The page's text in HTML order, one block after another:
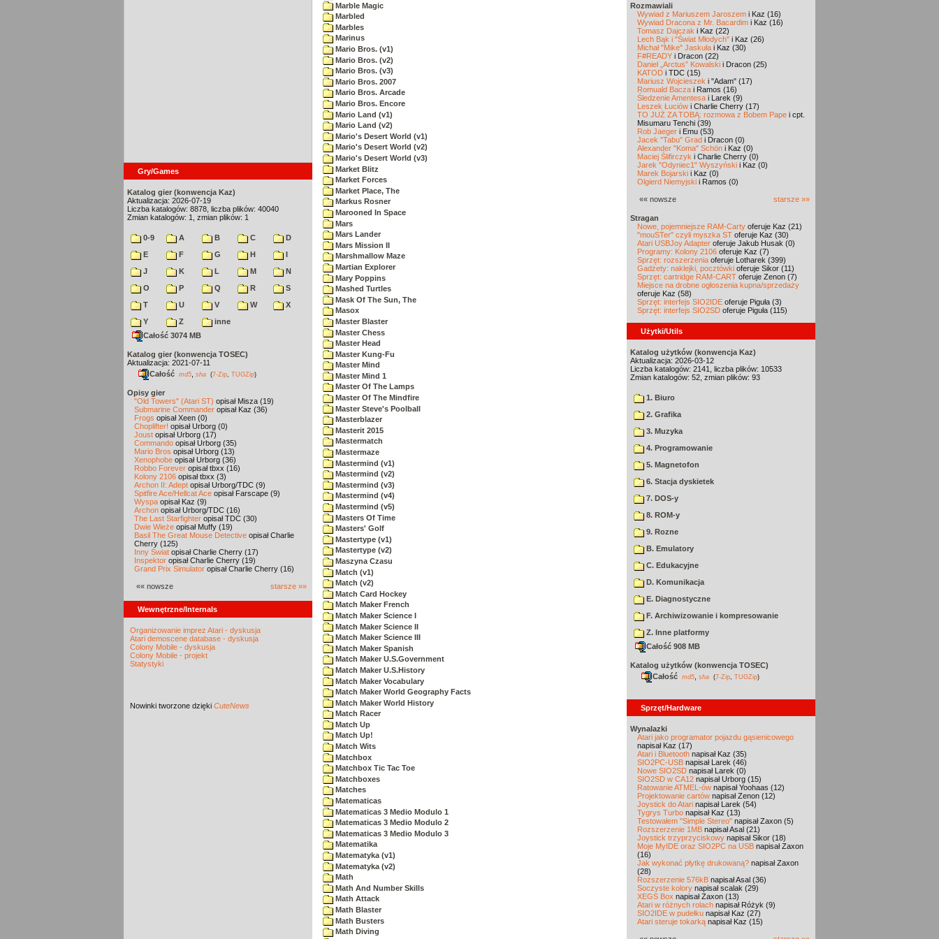
Gry/Games
Katalog gier (konwencja Kaz)
Aktualizacja: 2026-07-19
Liczba katalogów: 8878, liczba plików: 40040
Zmian katalogów: 1, zmian plików: 1
0-9 A B C
D
E
F G H
I
J
K L M
N
O
P Q R
S
T
U V W
X
Y
Z
inne
Całość 3074 MB
Katalog gier (konwencja TOSEC)
Aktualizacja: 2021-07-11
Całość md5 sha (7-Zip TUGZip)
Opisy gier
"Old Towers" (Atari ST) opisał Misza (19)
Submarine Commander opisał Kaz (36)
Frogs opisał Xeen (0)
Choplifter! opisał Urborg (0)
Joust opisał Urborg (17)
Commando opisał Urborg (35)
Mario Bros opisał Urborg (13)
Xenophobe opisał Urborg (36)
Robbo Forever opisał tbxx (16)
Kolony 2106 opisał tbxx (3)
Archon II: Adept opisał Urborg/TDC (9)
Spitfire Ace/Hellcat Ace opisał Farscape (9)
Wyspa opisał Kaz (9)
Archon opisał Urborg/TDC (16)
The Last Starfighter opisał TDC (30)
Dwie Wieże opisał Muffy (19)
Basil The Great Mouse Detective opisał Charlie
Cherry (125)
Inny Świat opisał Charlie Cherry (17)
Inspektor opisał Charlie Cherry (19)
Grand Prix Simulator opisał Charlie Cherry (16)
«« nowsze starsze »»
Wewnętrzne/Internals
Organizowanie imprez Atari - dyskusja
Atari demoscene database - dyskusja
Colony Mobile - dyskusja
Colony Mobile - projekt
Statystyki
Nowinki tworzone dzięki CuteNews
Marble Magic
Marbled
Marbles
Marinus
Mario Bros. (v1)
Mario Bros. (v2)
Mario Bros. (v3)
Mario Bros. 2007
Mario Bros. Arcade
Mario Bros. Encore
Mario Land (v1)
Mario Land (v2)
Mario's Desert World (v1)
Mario's Desert World (v2)
Mario's Desert World (v3)
Market Blitz
Market Forces
Market Place, The
Markus Rosner
Marooned In Space
Mars
Mars Lander
Mars Mission II
Marshmallow Maze
Martian Explorer
Mary Poppins
Mashed Turtles
Mask Of The Sun, The
Masox
Master Blaster
Master Chess
Master Head
Master Kung-Fu
Master Mind
Master Mind 1
Master Of The Lamps
Master Of The Mindfire
Master Steve's Poolball
Masterblazer
Masterit 2015
Mastermatch
Mastermaze
Mastermind (v1)
Mastermind (v2)
Mastermind (v3)
Mastermind (v4)
Mastermind (v5)
Masters Of Time
Masters' Golf
Mastertype (v1)
Mastertype (v2)
Maszyna Czasu
Match (v1)
Match (v2)
Match Card Hockey
Match Maker French
Match Maker Science I
Match Maker Science II
Match Maker Science III
Match Maker Spanish
Match Maker U.S.Government
Match Maker U.S.History
Match Maker Vocabulary
Match Maker World Geography Facts
Match Maker World History
Match Racer
Match Up
Match Up!
Match Wits
Matchbox
Matchbox Tic Tac Toe
Matchboxes
Matches
Matematicas
Matematicas 3 Medio Modulo 1
Matematicas 3 Medio Modulo 2
Matematicas 3 Medio Modulo 3
Matematika
Matematyka (v1)
Matematyka (v2)
Math
Math And Number Skills
Math Attack
Math Blaster
Math Busters
Math Diving
Rozmawiali
Wywiad z Mariuszem Jaroszem i Kaz (16)
Wywiad Dracona z Mr. Bacardim i Kaz (16)
Tomasz Dajczak i Kaz (22)
Lech Bąk i "Świat Młodych" i Kaz (26)
Michał "Mike" Jaskuła i Kaz (30)
F#READY i Dracon (22)
Daniel „Arctus” Kowalski i Dracon (25)
KATOD i TDC (15)
Mariusz Wojcieszek i "Adam" (17)
Romuald Bacza i Ramos (16)
Śledzenie Amentesa i Larek (9)
Leszek Łuciów i Charlie Cherry (17)
TO JUŻ ZA TOBĄ: rozmowa z Bobem Pape i cpt.
Misumaru Tenchi (39)
Rob Jaeger i Emu (53)
Jacek "Tabu" Grad i Dracon (0)
Alexander "Koma" Schön i Kaz (0)
Maciej Ślifirczyk i Charlie Cherry (0)
Jarek "Odyniec1" Wyszyński i Kaz (0)
Marek Bojarski i Kaz (0)
Olgierd Niemyjski i Ramos (0)
«« nowsze starsze »»
Stragan
Nowe, pojemniejsze RAM-Carty oferuje Kaz (21)
"mouSTer" czyli myszka ST oferuje Kaz (30)
Atari USBJoy Adapter oferuje Jakub Husak (0)
Programy: Kolony 2106 oferuje Kaz (7)
Sprzęt: rozszerzenia oferuje Lotharek (399)
Gadżety: naklejki, pocztówki oferuje Sikor (11)
Sprzęt: cartridge RAM-CART oferuje Zenon (7)
Miejsce na drobne ogłoszenia kupna/sprzedaży
oferuje Kaz (58)
Sprzęt: interfejs SIO2IDE oferuje Piguła (3)
Sprzęt: interfejs SIO2SD oferuje Piguła (115)
Użytki/Utils
Katalog użytków (konwencja Kaz)
Aktualizacja: 2026-03-12
Liczba katalogów: 2141, liczba plików: 10533
Zmian katalogów: 52, zmian plików: 93
1. Biuro
2. Grafika
3. Muzyka
4. Programowanie
5. Magnetofon
6. Stacja dyskietek
7. DOS-y
8. ROM-y
9. Rozne
B. Emulatory
C. Edukacyjne
D. Komunikacja
E. Diagnostyczne
F. Archiwizowanie i kompresowanie
Z. Inne platformy
Całość 908 MB
Katalog użytków (konwencja TOSEC)
Całość md5 sha (7-Zip TUGZip)
Sprzęt/Hardware
Wynalazki
Atari jako programator pojazdu gąsienicowego
napisał Kaz (17)
Atari i Bluetooth napisał Kaz (35)
SIO2PC-USB napisał Larek (46)
Nowe SIO2SD napisał Larek (0)
SIO2SD w CA12 napisał Urborg (15)
Ratowanie ATMEL-ów napisał Yoohaas (12)
Projektowanie cartów napisał Zenon (12)
Joystick do Atari napisał Larek (54)
Tygrys Turbo napisał Kaz (13)
Testowałem "Simple Stereo" napisał Zaxon (5)
Rozszerzenie 1MB napisał Asal (21)
Joystick trzyprzyciskowy napisał Sikor (18)
Moje MyIDE oraz SIO2PC na USB napisał Zaxon
(16)
Jak wykonać płytkę drukowaną? napisał Zaxon
(28)
Rozszerzenie 576kB napisał Asal (36)
Soczyste kolory napisał scalak (29)
XEGS Box napisał Zaxon (13)
Atari w różnych rolach napisał Różyk (9)
SIO2IDE w pudełku napisał Kaz (27)
Atari steruje tokarką napisał Kaz (15)